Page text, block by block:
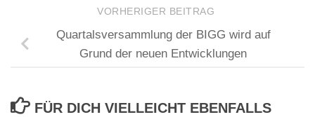
VORHERIGER BEITRAG
Quartalsversammlung der BIGG wird auf
Grund der neuen Entwicklungen
FÜR DICH VIELLEICHT EBENFALLS